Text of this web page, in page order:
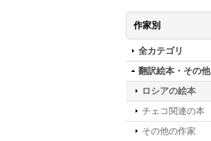
作家別
全カテゴリ
翻訳絵本・その他
ロシアの絵本
チェコ関連の本
その他の作家